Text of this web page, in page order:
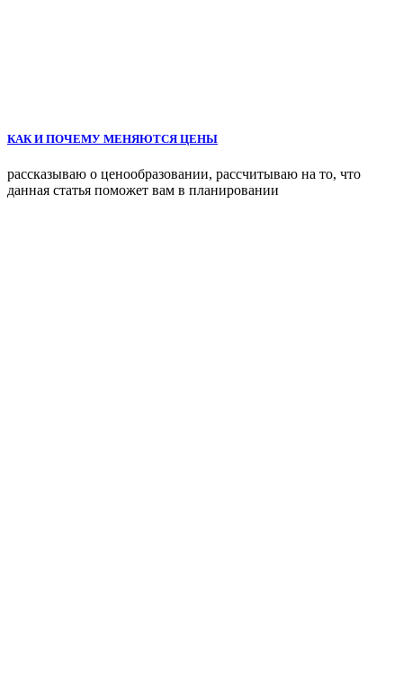
КАК И ПОЧЕМУ МЕНЯЮТСЯ ЦЕНЫ
рассказываю о ценообразовании, рассчитываю на то, что
данная статья поможет вам в планировании